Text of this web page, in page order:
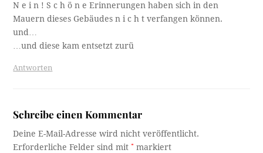
N e i n ! S c h ö n e Erinnerungen haben sich in den
Mauern dieses Gebäudes n i c h t verfangen können.
und…
…und diese kam entsetzt zurü
Antworten
Schreibe einen Kommentar
Deine E-Mail-Adresse wird nicht veröffentlicht.
Erforderliche Felder sind mit* markiert